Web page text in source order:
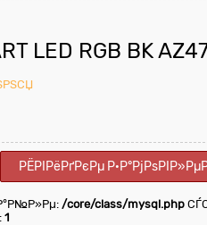
LED RGB BK
РЁРІРёРґРєРµ
/core/class/mysql.php
1